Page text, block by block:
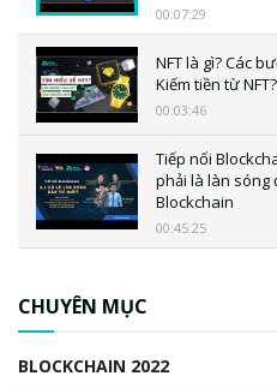
00:07:29
NFT là gì? Các
Kiếm tiền từ
00:03:46
Tiếp nối
phải là làn sóng
Blockchain
00:45:25
CHUYÊN MỤC
BLOCKCHAIN 2022